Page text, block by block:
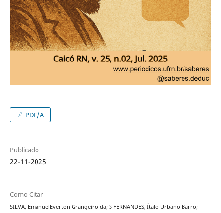
PDF/A
Publicado
22-11-2025
Como Citar
SILVA, EmanuelEverton Grangeiro da; S FERNANDES, Ítalo Urbano Barro;